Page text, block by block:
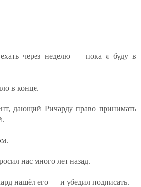
через неделю — пока я буду в
в конце.
дающий Ричарду право принимать
нас много лет назад.
нашёл его — и убедил подписать.